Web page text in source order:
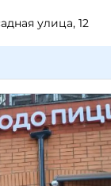
улица, 12